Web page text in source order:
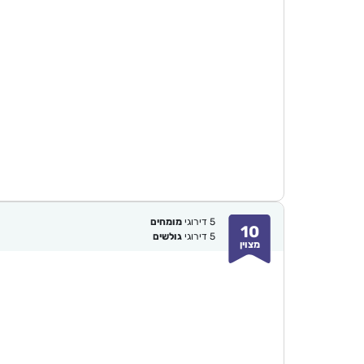
10
מצוין
5 דירוגימומחים
5 דירוגיגולשים